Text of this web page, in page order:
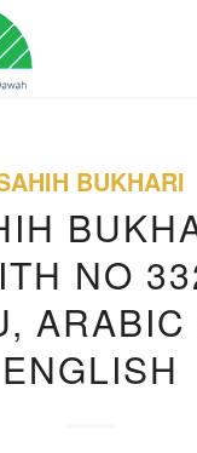
BUKHARI
NO
ARABIC
ENGLISH